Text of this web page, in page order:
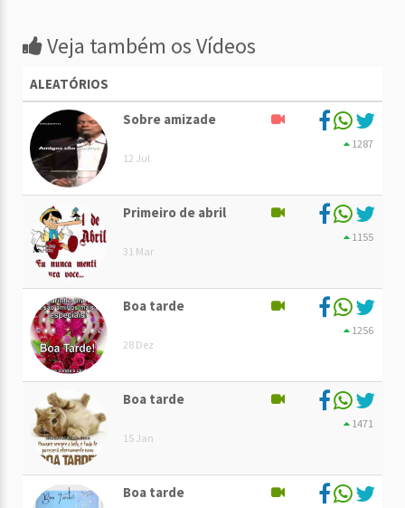
Veja também os Vídeos
ALEATÓRIOS
Sobre amizade
12 Jul
1287
Primeiro de abril
31 Mar
1155
Boa tarde
28 Dez
1256
Boa tarde
15 Jan
1471
Boa tarde